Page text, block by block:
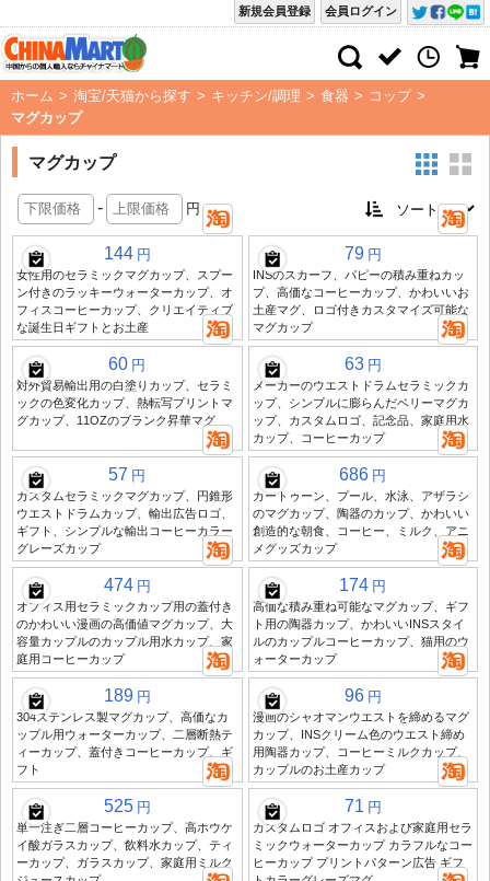
会員ログイン
新規会員登録
ホーム > 淘宝/天猫から探す > キッチン/調理 > 食器 > コップ >
マグカップ
マグカップ
- 円
144 円
女性用のセラミックマグカップ、スプー
ン付きのラッキーウォーターカップ、オ
フィスコーヒーカップ、クリエイティブ
な誕生日ギフトとお土産
79 円
INSのスカーフ、パピーの積み重ねカッ
プ、高価なコーヒーカップ、かわいいお
土産マグ、ロゴ付きカスタマイズ可能な
マグカップ
60 円
対外貿易輸出用の白塗りカップ、セラミ
ックの色変化カップ、熱転写プリントマ
グカップ、11OZのブランク昇華マグ
63 円
メーカーのウエストドラムセラミックカ
ップ、シンプルに膨らんだベリーマグカ
ップ、カスタムロゴ、記念品、家庭用水
カップ、コーヒーカップ
57 円
カスタムセラミックマグカップ、円錐形
ウエストドラムカップ、輸出広告ロゴ、
ギフト、シンプルな輸出コーヒーカラー
グレーズカップ
686 円
カートゥーン、プール、水泳、アザラシ
のマグカップ、陶器のカップ、かわいい
創造的な朝食、コーヒー、ミルク、アニ
メグッズカップ
474 円
オフィス用セラミックカップ用の蓋付き
のかわいい漫画の高価値マグカップ、大
容量カップルのカップル用水カップ、家
庭用コーヒーカップ
174 円
高価な積み重ね可能なマグカップ、ギフ
ト用の陶器カップ、かわいいINSスタイ
ルのカップルコーヒーカップ、猫用のウ
ォーターカップ
189 円
304ステンレス製マグカップ、高価なカ
ップル用ウォーターカップ、二層断熱テ
ィーカップ、蓋付きコーヒーカップ、ギ
フト
96 円
漫画のシャオマンウエストを締めるマグ
カップ、INSクリーム色のウエスト締め
用陶器カップ、コーヒーミルクカップ、
カップルのお土産カップ
525 円
単一注ぎ二層コーヒーカップ、高ホウケ
イ酸ガラスカップ、飲料水カップ、ティ
ーカップ、ガラスカップ、家庭用ミルク
71 円
カスタムロゴ オフィスおよび家庭用セラ
ミックウォーターカップ カラフルなコー
ヒーカップ プリントパターン広告 ギフ